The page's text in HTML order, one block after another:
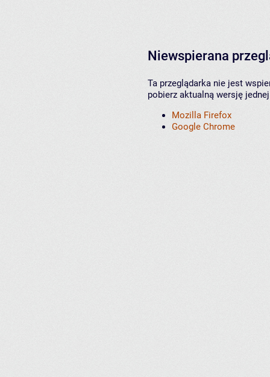
Niewspierana
Ta przeglądarka nie jest
pobierz aktualną wersję
Mozilla Firefox
Google Chrome